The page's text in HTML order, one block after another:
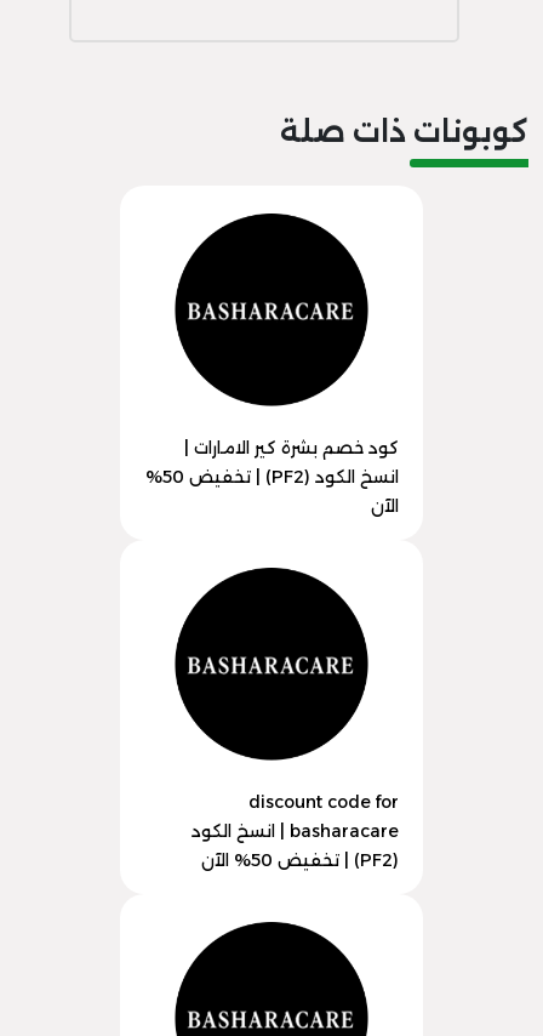
كوبونات ذات صلة
كود خصم بشرة كير الامارات |
انسخ الكود (PF2) | تخفيض 50%
الآن
discount code for
basharacare | انسخ الكود
(PF2) | تخفيض 50% الآن